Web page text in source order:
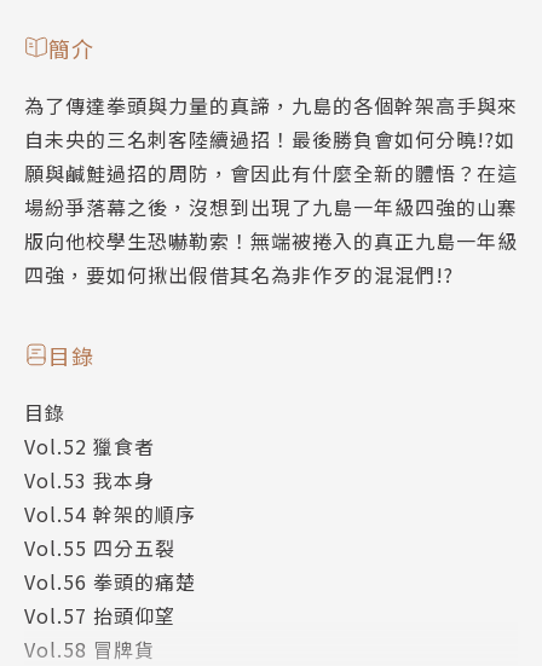
簡介
為了傳達拳頭與力量的真諦，九島的各個幹架高手與來
自未央的三名刺客陸續過招！最後勝負會如何分曉!?如
願與鹹鮭過招的周防，會因此有什麼全新的體悟？在這
場紛爭落幕之後，沒想到出現了九島一年級四強的山寨
版向他校學生恐嚇勒索！無端被捲入的真正九島一年級
四強，要如何揪出假借其名為非作歹的混混們!?
目錄
目錄
Vol.52 獵食者
Vol.53 我本身
Vol.54 幹架的順序
Vol.55 四分五裂
Vol.56 拳頭的痛楚
Vol.57 抬頭仰望
Vol.58 冒牌貨